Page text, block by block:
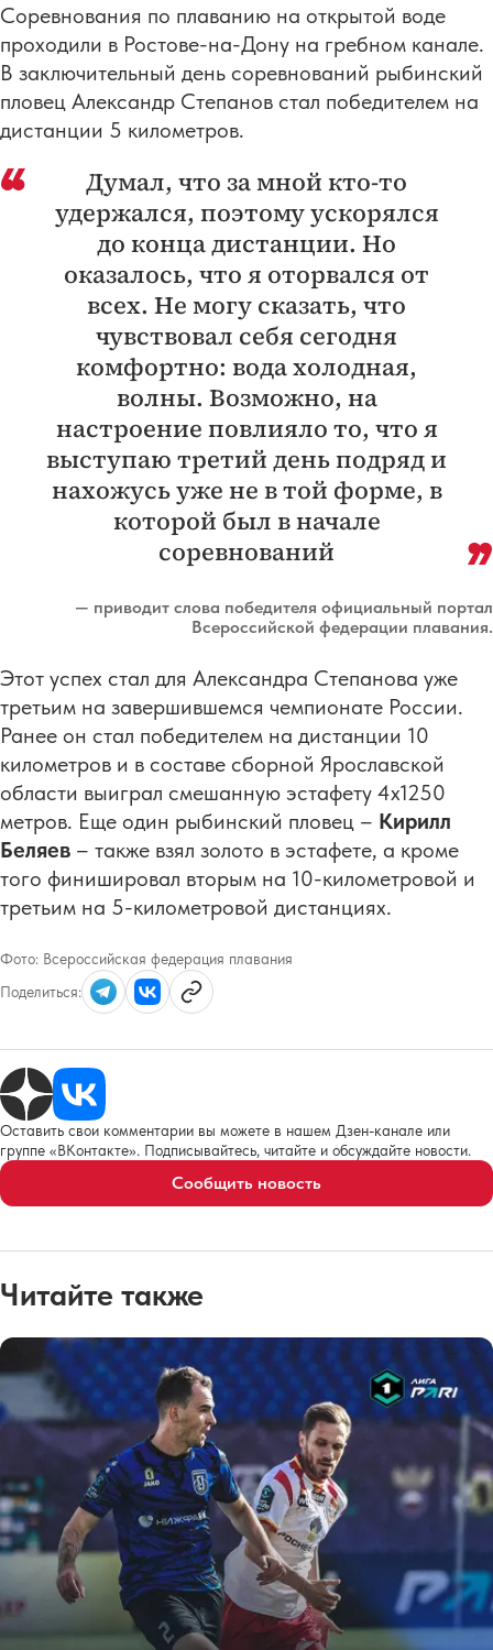
Соревнования по плаванию на открытой воде
проходили в Ростове-на-Дону на гребном канале.
В заключительный день соревнований рыбинский
пловец Александр Степанов стал победителем на
дистанции 5 километров.
Думал, что за мной кто-то
удержался, поэтому ускорялся
до конца дистанции. Но
оказалось, что я оторвался от
всех. Не могу сказать, что
чувствовал себя сегодня
комфортно: вода холодная,
волны. Возможно, на
настроение повлияло то, что я
выступаю третий день подряд и
нахожусь уже не в той форме, в
которой был в начале
соревнований
— приводит слова победителя официальный портал
Всероссийской федерации плавания.
Этот успех стал для Александра Степанова уже
третьим на завершившемся чемпионате России.
Ранее он стал победителем на дистанции 10
километров и в составе сборной Ярославской
области выиграл смешанную эстафету 4х1250
метров. Еще один рыбинский пловец – Кирилл
Беляев – также взял золото в эстафете, а кроме
того финишировал вторым на 10-километровой и
третьим на 5-километровой дистанциях.
Фото: Всероссийская федерация плавания
Поделиться:
Оставить свои комментарии вы можете в нашем Дзен-канале или
группе «ВКонтакте». Подписывайтесь, читайте и обсуждайте новости.
Сообщить новость
Читайте также